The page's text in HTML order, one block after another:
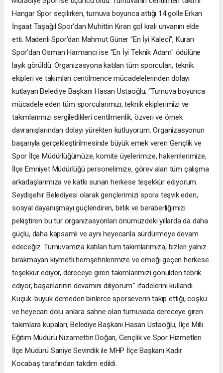
Hangar Spor seçilirken, turnuva boyunca attığı 14 golle Erkan
İnşaat Taşağıl Spor'dan Muhittin Kıran gol kralı unvanını elde
etti. Madenli Spor'dan Mahmut Güner "En İyi Kaleci", Kuran
Spor'dan Osman Harmancı ise "En İyi Teknik Adam" ödülüne
layık görüldü. Organizasyona katılan tüm sporcuları, teknik
ekipleri ve takımları centilmence mücadelelerinden dolayı
kutlayan Belediye Başkanı Hasan Ustaoğlu; “Turnuva boyunca
mücadele eden tüm sporcularımızı, teknik ekiplerimizi ve
takımlarımızı sergiledikleri centilmenlik, özveri ve örnek
davranışlarından dolayı yürekten kutluyorum. Organizasyonun
başarıyla gerçekleştirilmesinde büyük emek veren Gençlik ve
Spor İlçe Müdürlüğümüze, komite üyelerimize, hakemlerimize,
İlçe Emniyet Müdürlüğü personelimize, görev alan tüm çalışma
arkadaşlarımıza ve katkı sunan herkese teşekkür ediyorum.
Seydişehir Belediyesi olarak gençlerimizi spora teşvik eden,
sosyal dayanışmayı güçlendiren, birlik ve beraberliğimizi
pekiştiren bu tür organizasyonları önümüzdeki yıllarda da daha
güçlü, daha kapsamlı ve aynı heyecanla sürdürmeye devam
edeceğiz. Turnuvamıza katılan tüm takımlarımıza, bizleri yalnız
bırakmayan kıymetli hemşehrilerimize ve emeği geçen herkese
teşekkür ediyor, dereceye giren takımlarımızı gönülden tebrik
ediyor, başarılarının devamını diliyorum." ifadelerini kullandı.
Küçük-büyük demeden binlerce sporseverin takip ettiği, coşku
ve heyecan dolu anlara sahne olan turnuvada dereceye giren
takımlara kupaları; Belediye Başkanı Hasan Ustaoğlu, İlçe Milli
Eğitim Müdürü Nizamettin Doğan, Gençlik ve Spor Hizmetleri
İlçe Müdürü Saniye Sevindik ile MHP İlçe Başkanı Kadir
Kocabaş tarafından takdim edildi.